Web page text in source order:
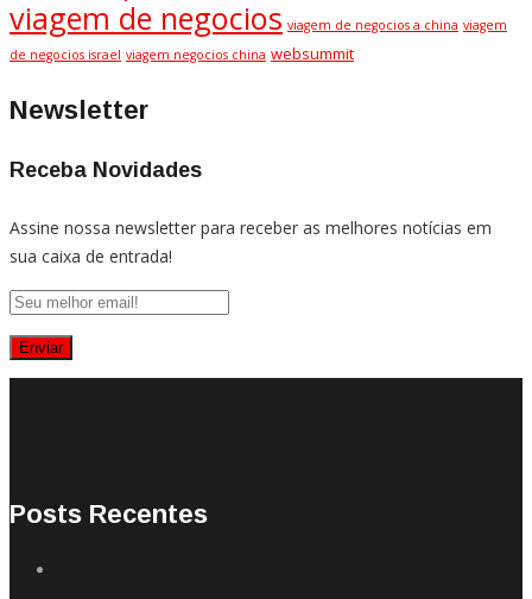
viagem de negocios viagem de negocios a china viagem
de negocios israel viagem negocios china websummit
Newsletter
Receba Novidades
Assine nossa newsletter para receber as melhores notícias em
sua caixa de entrada!
Posts Recentes